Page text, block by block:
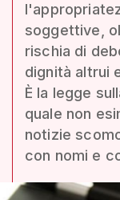
soggettive,
rischia di
dignità altrui
È la legge
quale non
notizie
con nomi e